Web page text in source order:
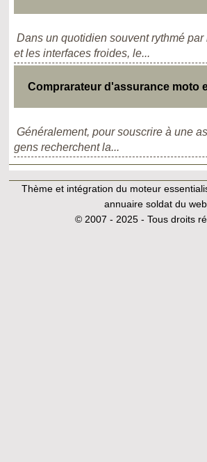
Dans un quotidien souvent rythmé par
et les interfaces froides, le...
Comprarateur d'assurance moto
Généralement, pour souscrire à une
gens recherchent la...
Thème et intégration du moteur
annuaire soldat du web
© 2007 - 2025 - Tous droits